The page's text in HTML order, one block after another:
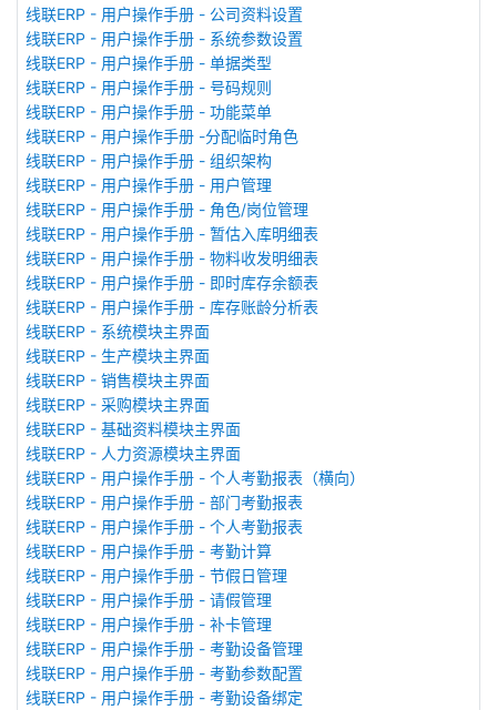
线联ERP - 用户操作手册 - 公司资料设置
线联ERP - 用户操作手册 - 系统参数设置
线联ERP - 用户操作手册 - 单据类型
线联ERP - 用户操作手册 - 号码规则
线联ERP - 用户操作手册 - 功能菜单
线联ERP - 用户操作手册 -分配临时角色
线联ERP - 用户操作手册 - 组织架构
线联ERP - 用户操作手册 - 用户管理
线联ERP - 用户操作手册 - 角色/岗位管理
线联ERP - 用户操作手册 - 暂估入库明细表
线联ERP - 用户操作手册 - 物料收发明细表
线联ERP - 用户操作手册 - 即时库存余额表
线联ERP - 用户操作手册 - 库存账龄分析表
线联ERP - 系统模块主界面
线联ERP - 生产模块主界面
线联ERP - 销售模块主界面
线联ERP - 采购模块主界面
线联ERP - 基础资料模块主界面
线联ERP - 人力资源模块主界面
线联ERP - 用户操作手册 - 个人考勤报表（横向）
线联ERP - 用户操作手册 - 部门考勤报表
线联ERP - 用户操作手册 - 个人考勤报表
线联ERP - 用户操作手册 - 考勤计算
线联ERP - 用户操作手册 - 节假日管理
线联ERP - 用户操作手册 - 请假管理
线联ERP - 用户操作手册 - 补卡管理
线联ERP - 用户操作手册 - 考勤设备管理
线联ERP - 用户操作手册 - 考勤参数配置
线联ERP - 用户操作手册 - 考勤设备绑定